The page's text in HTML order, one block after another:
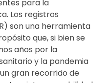
para la
Los registros
son una herramienta
que, si bien se
años por la
y la pandemia
gran recorrido de